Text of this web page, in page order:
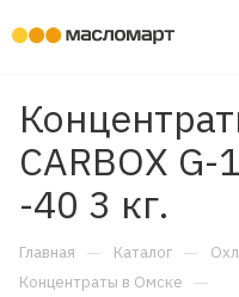
CARBOX
-40 3 кг.
Главная — Каталог —
Концентраты в Омске —